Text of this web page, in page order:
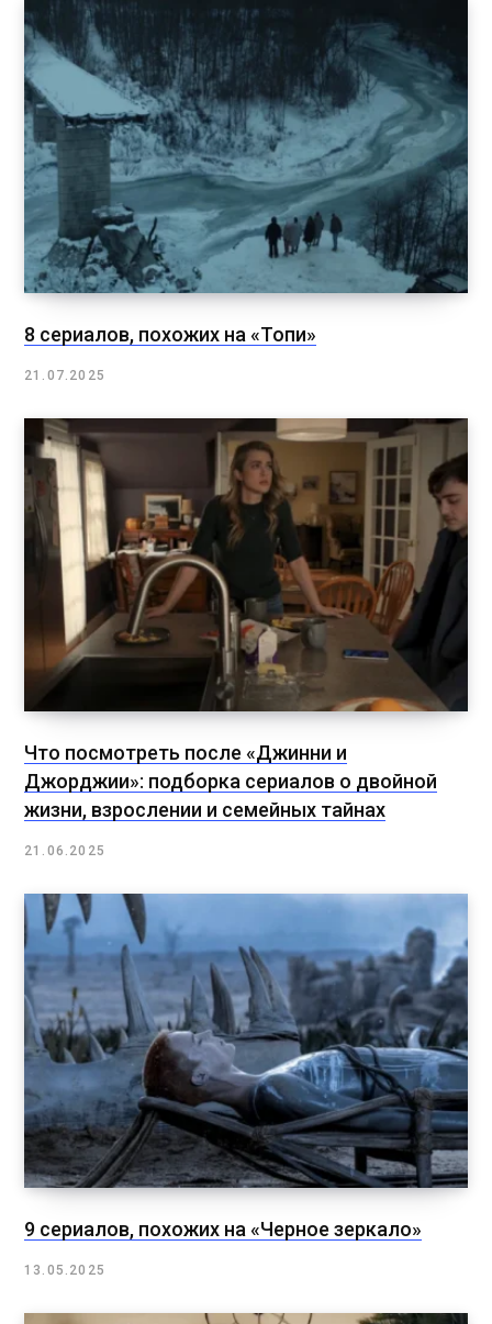
8 сериалов, похожих на «Топи»
21.07.2025
Что посмотреть после «Джинни и
Джорджии»: подборка сериалов о двойной
жизни, взрослении и семейных тайнах
21.06.2025
9 сериалов, похожих на «Черное зеркало»
13.05.2025